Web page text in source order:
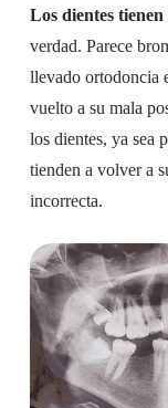
Los dientes
verdad. Parece
llevado ortodoncia
vuelto a su mala
los dientes, ya sea
tienden a volver a
incorrecta.